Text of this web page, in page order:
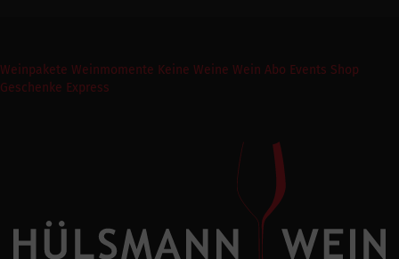
Weinpakete Weinmomente Keine Weine Wein Abo Events Shop
Geschenke Express